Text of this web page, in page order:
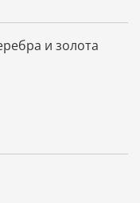
средствами.
просто
и беречь от
и золота